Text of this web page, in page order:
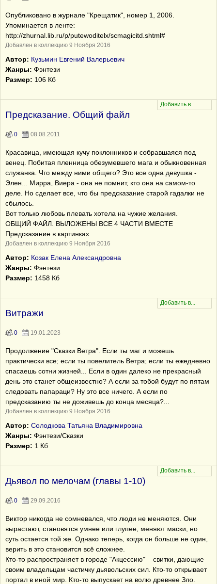
Опубликовано в журнале "Крещатик", номер 1, 2006.
Упоминается в ленте:
http://zhurnal.lib.ru/p/putewoditelx/scmagicitd.shtml#
Добавлен в коллекцию 9 Ноября 2016
Автор: Кузьмин Евгений Валерьевич
Жанры: Фэнтези
Размер: 106 Кб
Предсказание. Общий файл
0 08.08.2011
Красавица, имеющая кучу поклонников и собравшаяся под
венец. Побитая пленница обезумевшего мага и обыкновенная
служанка. Что между ними общего? Это все одна девушка -
Элен... Мирра, Виера - она не помнит, кто она на самом-то
деле. Но сделает все, что бы предсказание старой гадалки не
сбылось.
Вот только любовь плевать хотела на чужие желания.
ОБЩИЙ ФАЙЛ. ВЫЛОЖЕНЫ ВСЕ 4 ЧАСТИ ВМЕСТЕ
Предсказание в картинках
Добавлен в коллекцию 9 Ноября 2016
Автор: Козак Елена Александровна
Жанры: Фэнтези
Размер: 1458 Кб
Витражи
0 19.01.2023
Продолжение "Сказки Ветра". Если ты маг и можешь
практически все; если ты повелитель Ветра; если ты ежедневно
спасаешь сотни жизней... Если в один далеко не прекрасный
день это станет общеизвестно? А если за тобой будут по пятам
следовать папараци? Ну это все ничего. А если по
предсказанию ты не доживешь до конца месяца?...
Добавлен в коллекцию 9 Ноября 2016
Автор: Солодкова Татьяна Владимировна
Жанры: Фэнтези/Сказки
Размер: 1 Кб
Дьявол по мелочам (главы 1-10)
0 29.09.2016
Виктор никогда не сомневался, что люди не меняются. Они
вырастают, становятся умнее или глупее, меняют маски, но
суть остается той же. Однако теперь, когда он больше не один,
верить в это становится всё сложнее.
Кто-то распространяет в городе "Акцессию" – свитки, дающие
своим владельцам частичку дьявольских сил. Кто-то открывает
портал в иной мир. Кто-то выпускает на волю древнее Зло.